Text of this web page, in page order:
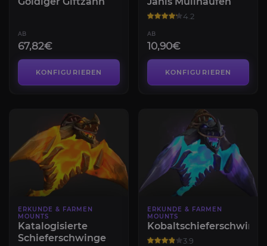
AB
67,82€
KONFIGURIEREN
4.2
AB
10,90€
KONFIGURIEREN
ERKUNDE & FARMEN
MOUNTS
Katalogisierte
Schieferschwinge
ERKUNDE & FARMEN
MOUNTS
Kobaltschieferschwinge
3.9